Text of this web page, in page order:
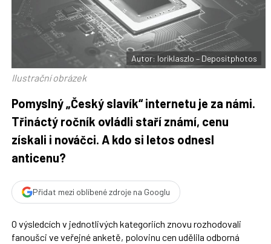
c
b
o
k
Autor: loriklaszlo – Depositphotos
Ilustrační obrázek
Pomyslný „Český slavík“ internetu je za námi.
Třináctý ročník ovládli staří známí, cenu
získali i nováčci. A kdo si letos odnesl
anticenu?
Přidat mezi oblíbené zdroje na Googlu
O výsledcích v jednotlivých kategoriích znovu rozhodovali
fanoušci ve veřejné anketě, polovinu cen udělila odborná